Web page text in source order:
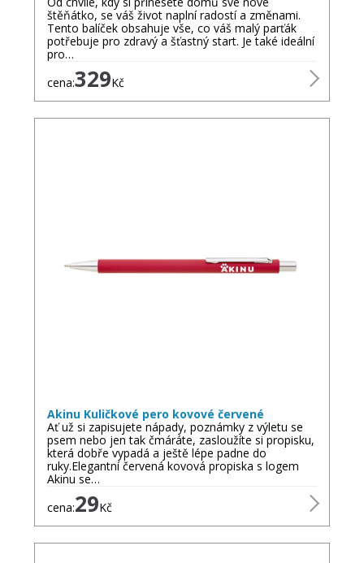
štěňátko, se váš život naplní radostí a změnami.
Tento balíček obsahuje vše, co váš malý parťák
potřebuje pro zdravý a šťastný start. Je také ideální
pro…
cena:329Kč
Akinu Kuličkové pero kovové červené
Ať už si zapisujete nápady, poznámky z výletu se
psem nebo jen tak čmáráte, zasloužíte si propisku,
která dobře vypadá a ještě lépe padne do
ruky.Elegantní červená kovová propiska s logem
Akinu se…
cena:29Kč